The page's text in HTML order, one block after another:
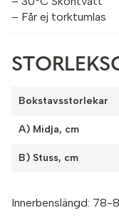
– Får ej torktumlas
Bokstavsstorlekar
A) Midja, cm
B) Stuss, cm
Innerbenslängd: 78-